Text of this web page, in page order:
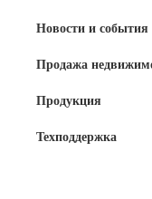
Новости и события
Продажа
Продукция
Техподдержка